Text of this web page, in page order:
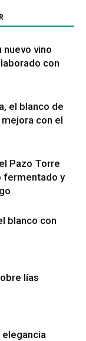
nuevo vino
con
el blanco de
con el
Pazo Torre
fermentado y
blanco con
lías
elegancia